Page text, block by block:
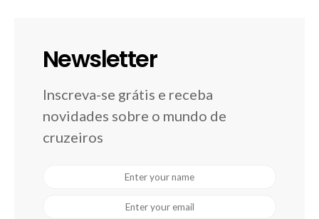
Newsletter
Inscreva-se grátis e receba
novidades sobre o mundo de
cruzeiros